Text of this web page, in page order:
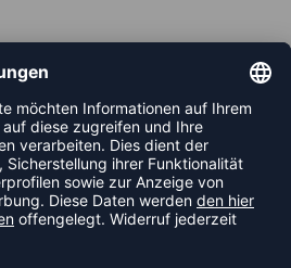
KOSTENLOSEN
UND VERPASSE KEINE
MEHR.
ANMELDEN